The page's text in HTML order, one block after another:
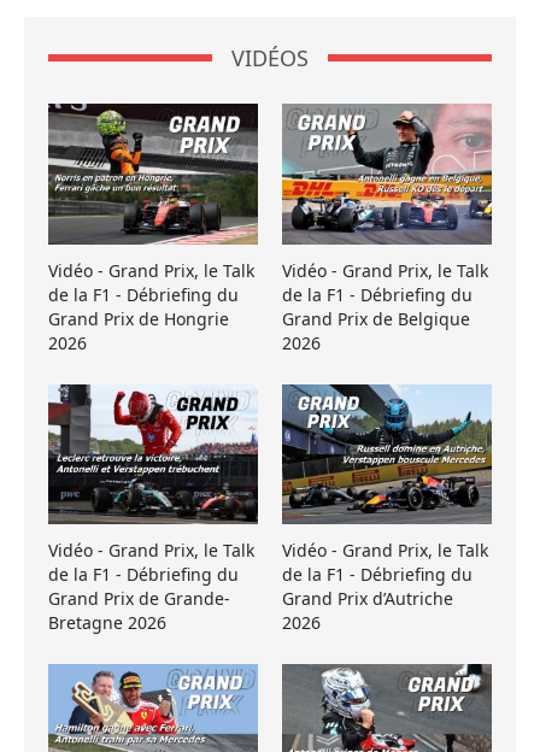
VIDÉOS
Vidéo - Grand Prix, le Talk
de la F1 - Débriefing du
Grand Prix de Hongrie
2026
Vidéo - Grand Prix, le Talk
de la F1 - Débriefing du
Grand Prix de Belgique
2026
Vidéo - Grand Prix, le Talk
de la F1 - Débriefing du
Grand Prix de Grande-
Bretagne 2026
Vidéo - Grand Prix, le Talk
de la F1 - Débriefing du
Grand Prix d’Autriche
2026